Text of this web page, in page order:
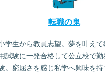
転職の鬼
学生から教員志望。夢を叶え
用試験に一発合格して公立校で勤
。窮屈さを感じ私学へ興味を持